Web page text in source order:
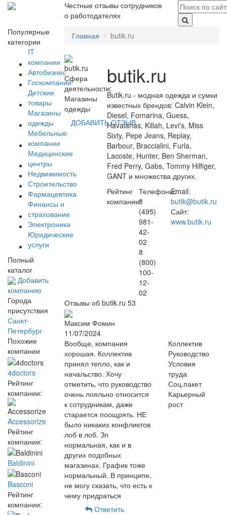
Честные отзывы сотрудников
о работодателях
Популярные
категории
IT
компании
Автобизнес
Госкомпании
Детские
товары
Магазины
одежды
Мебельные
компании
Медицинские
центры
Недвижимость
Строительство
Фармацевтика
Финансы и
страхование
Электроника
Юридические
услуги
Полный
каталог
Добавить
компанию
Города
присутствия
Санкт-
Петербург
Похожие
компании
4doctors
Рейтинг
компании:
Accessorize
Рейтинг
компании:
Baldinini
Basconi
Рейтинг
компании:
Главная butik.ru
Сфера
деятельности:
Магазины
одежды
ДОБАВИТЬ ОТЗЫВ
butik.ru
Butik.ru - модная одежда и сумки
известных брендов: Calvin Klein,
Diesel, Fornarina, Guess,
Havaianas, Killah, Levi's, Miss
Sixty, Pepe Jeans, Replay,
Barbour, Braccialini, Furla,
Lacoste, Hunter, Ben Sherman,
Fred Perry, Gabs, Tommy Hilfiger,
GANT и множества других.
Рейтинг
компании:
Телефоны:
8
(495)
981-
42-
02
8
(800)
100-
12-
02
Email:
butik@butik.ru
Сайт:
www.butik.ru
Отзывы об butik.ru 53
Максим Фомин
11/07/2024
Вообще, компания
хорошая. Коллектив
принял тепло, как и
начальство. Хочу
отметить, что руководство
очень лояльно относится
к сотрудникам, даже
старается поощрять. НЕ
было никаких конфликтов
лоб в лоб. Зп
нормальная, как и в
других подобных
магазинах. График тоже
нормальный. В принципе,
не могу сказать, что есть к
чему придраться
Коллектив
Руководство
Условия
труда
Соц.пакет
Карьерный
рост
Ответить